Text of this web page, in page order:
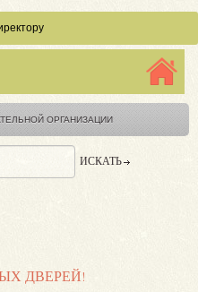
ОРГАНИЗАЦИИ
ДВЕРЕЙ!